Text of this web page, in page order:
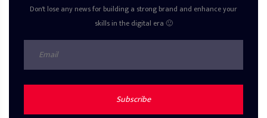
Don't lose any news for building a strong brand and enhance your
skills in the digital era 🙂
Subscribe